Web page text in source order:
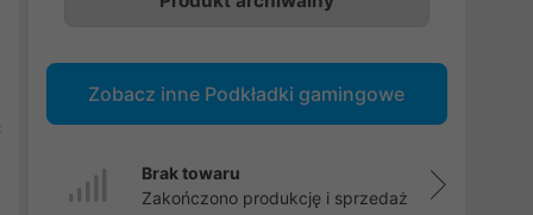
Zobacz inne Podkładki gamingowe
Brak towaru
Zakończono produkcję i sprzedaż